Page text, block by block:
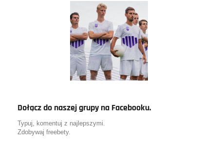
Dołącz do naszej grupy na Facebooku.
Typuj, komentuj z najlepszymi.
Zdobywaj freebety.